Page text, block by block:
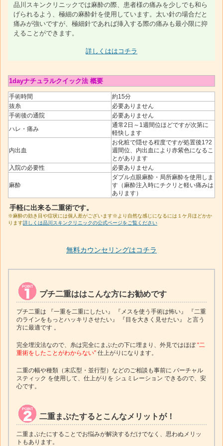
品川スキンクリニックでは麻酔の際、患者様の痛みを少しでも和ら
げられるよう、極細の麻酔針を使用しています。太い針の場合だと
痛みが強いですが、極細針であれば挿入する際の痛みも最小限に抑
えることができます。
詳しくははコチラ
1dayナチュラルクイック法 概要
手術時間
約15分
抜糸
必要ありません
手術後の通院
必要ありません
ハレ・痛み
通常2日～1週間位ほどですが次第に
軽快します
内出血
お化粧で隠せる程度ですが処置後1?2
週間位、内出血により赤紫色になるこ
とがあります
入院の必要性
必要ありません
麻酔
ダブル点眼麻酔・局所麻酔を使用しま
す（麻酔注入時にチクリと軽い痛みは
あります）
手軽に出来る二重術です。
※麻酔の効き目や症状には個人差がございます※より自然な感じになるには１ケ月ほどかか
ります詳しくは品川スキンクリニックの公式ページをご覧ください
無料カウンセリングはコチラ
プチ二重ははこんな方にお勧めです
プチ二重は 『一重を二重にしたい』 『メスを使う手術は怖い』 『二重
のラインをもっとハッキリさせたい』 『目を大きく見せたい』 と言う
方に最適です 。
完全埋没法なので、糸は完全にまぶたの下に埋まり、外見ではほぼ“二
重術をしたことがわからない” 仕上がりになります。
二重の幅や種類（末広型・並行型）などのご相談も事前に バーチャル
スティック を使用して、仕上がりを シュミレーション できるので、安
心です。
二重まぶたするとこんなメリットが！
二重まぶたにすることでお悩みが解決するだけでなく、思わぬメリッ
トもあります。